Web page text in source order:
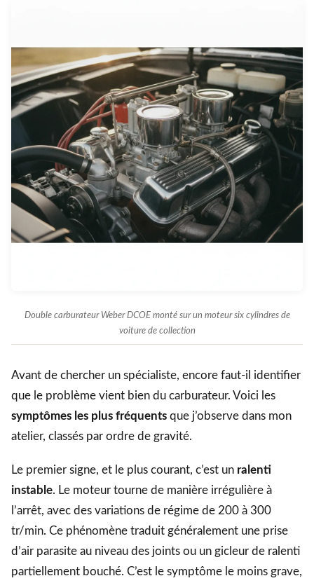
Double carburateur Weber DCOE monté sur un moteur six cylindres de
voiture de collection
Avant de chercher un spécialiste, encore faut-il identifier
que le problème vient bien du carburateur. Voici les
symptômes les plus fréquents que j’observe dans mon
atelier, classés par ordre de gravité.
Le premier signe, et le plus courant, c’est un ralenti
instable. Le moteur tourne de manière irrégulière à
l’arrêt, avec des variations de régime de 200 à 300
tr/min. Ce phénomène traduit généralement une prise
d’air parasite au niveau des joints ou un gicleur de ralenti
partiellement bouché. C’est le symptôme le moins grave,